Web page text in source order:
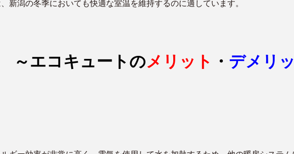
新潟の冬季においても快適な室温を維持するのに適しています。
～エコキュートのメリット ・ デメリ